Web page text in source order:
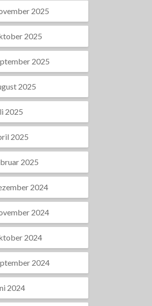
2025
2025
2025
2025
2025
2025
2025
2024
2024
2024
2024
2024